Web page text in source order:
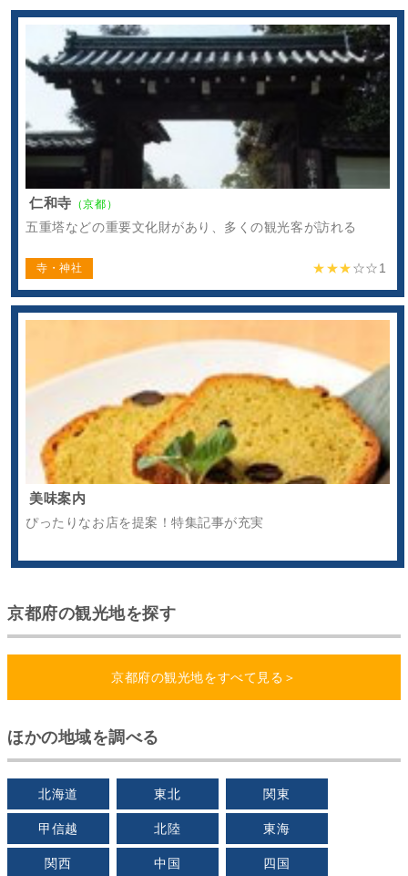
仁和寺 （京都）
五重塔などの重要文化財があり、多くの観光客が訪れる
寺・神社 ★★★☆☆1
美味案内
ぴったりなお店を提案！特集記事が充実
京都府の観光地を探す
京都府の観光地をすべて見る＞
ほかの地域を調べる
北海道 東北 関東
甲信越 北陸 東海
関西 中国 四国